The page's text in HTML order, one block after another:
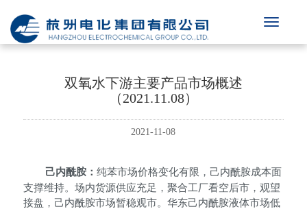
双氧水下游主要产品市场概述
（2021.11.08）
2021-11-08
己内酰胺： 纯苯市场价格变化有限，己内酰胺成本面
支撑维持。场内货源供应充足，聚合工厂看空后市，观望
接盘，己内酰胺市场暂稳观市。华东己内酰胺液体市场低